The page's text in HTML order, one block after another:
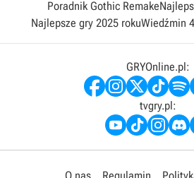
Poradnik Gothic Remake
Najlepsze gry 2025 rokuWiedźmin 4
GRYOnline.pl:
tvgry.pl: